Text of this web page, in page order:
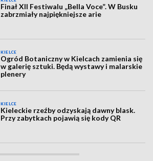
Finał XII Festiwalu „Bella Voce”. W Busku
zabrzmiały najpiękniejsze arie
KIELCE
Ogród Botaniczny w Kielcach zamienia się
w galerię sztuki. Będą wystawy i malarskie
plenery
KIELCE
Kieleckie rzeźby odzyskają dawny blask.
Przy zabytkach pojawią się kody QR